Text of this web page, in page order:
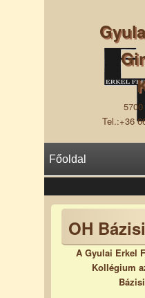
Tel.:+36
OH
A Gyulai Erkel
Kollégium